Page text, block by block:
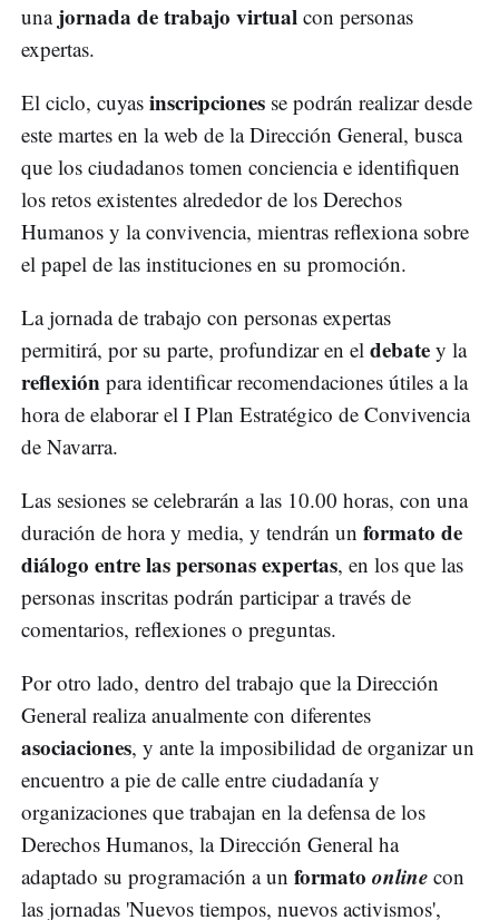
una jornada de trabajo virtual con personas
expertas.
El ciclo, cuyas inscripciones se podrán realizar desde
este martes en la web de la Dirección General, busca
que los ciudadanos tomen conciencia e identifiquen
los retos existentes alrededor de los Derechos
Humanos y la convivencia, mientras reflexiona sobre
el papel de las instituciones en su promoción.
La jornada de trabajo con personas expertas
permitirá, por su parte, profundizar en el debate y la
reflexión para identificar recomendaciones útiles a la
hora de elaborar el I Plan Estratégico de Convivencia
de Navarra.
Las sesiones se celebrarán a las 10.00 horas, con una
duración de hora y media, y tendrán un formato de
diálogo entre las personas expertas, en los que las
personas inscritas podrán participar a través de
comentarios, reflexiones o preguntas.
Por otro lado, dentro del trabajo que la Dirección
General realiza anualmente con diferentes
asociaciones, y ante la imposibilidad de organizar un
encuentro a pie de calle entre ciudadanía y
organizaciones que trabajan en la defensa de los
Derechos Humanos, la Dirección General ha
adaptado su programación a un formato online con
las jornadas 'Nuevos tiempos, nuevos activismos',